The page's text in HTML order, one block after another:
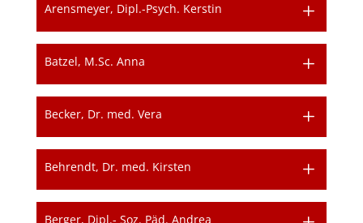
Arensmeyer, Dipl.-Psych. Kerstin
Batzel, M.Sc. Anna
Becker, Dr. med. Vera
Behrendt, Dr. med. Kirsten
Berger, Dipl.- Soz. Päd. Andrea